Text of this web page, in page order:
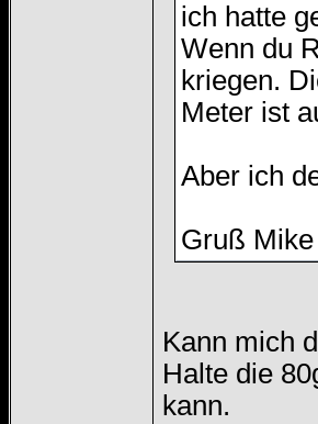
ich hatte
Wenn du
kriegen.
Meter ist
Aber ich
Gruß Mike
Kann mich
Halte die
kann.